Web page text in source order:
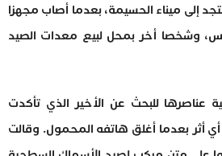
إلى ميناء الحسيمة، بعدما أصاب مجهزا
وشخصا أخر بمحل لبيع معدات الصيد
عناصرها للبحث عن الأخير الذي تأكدت
أثر بعدما أغلق هاتفه المحمول. وقالت